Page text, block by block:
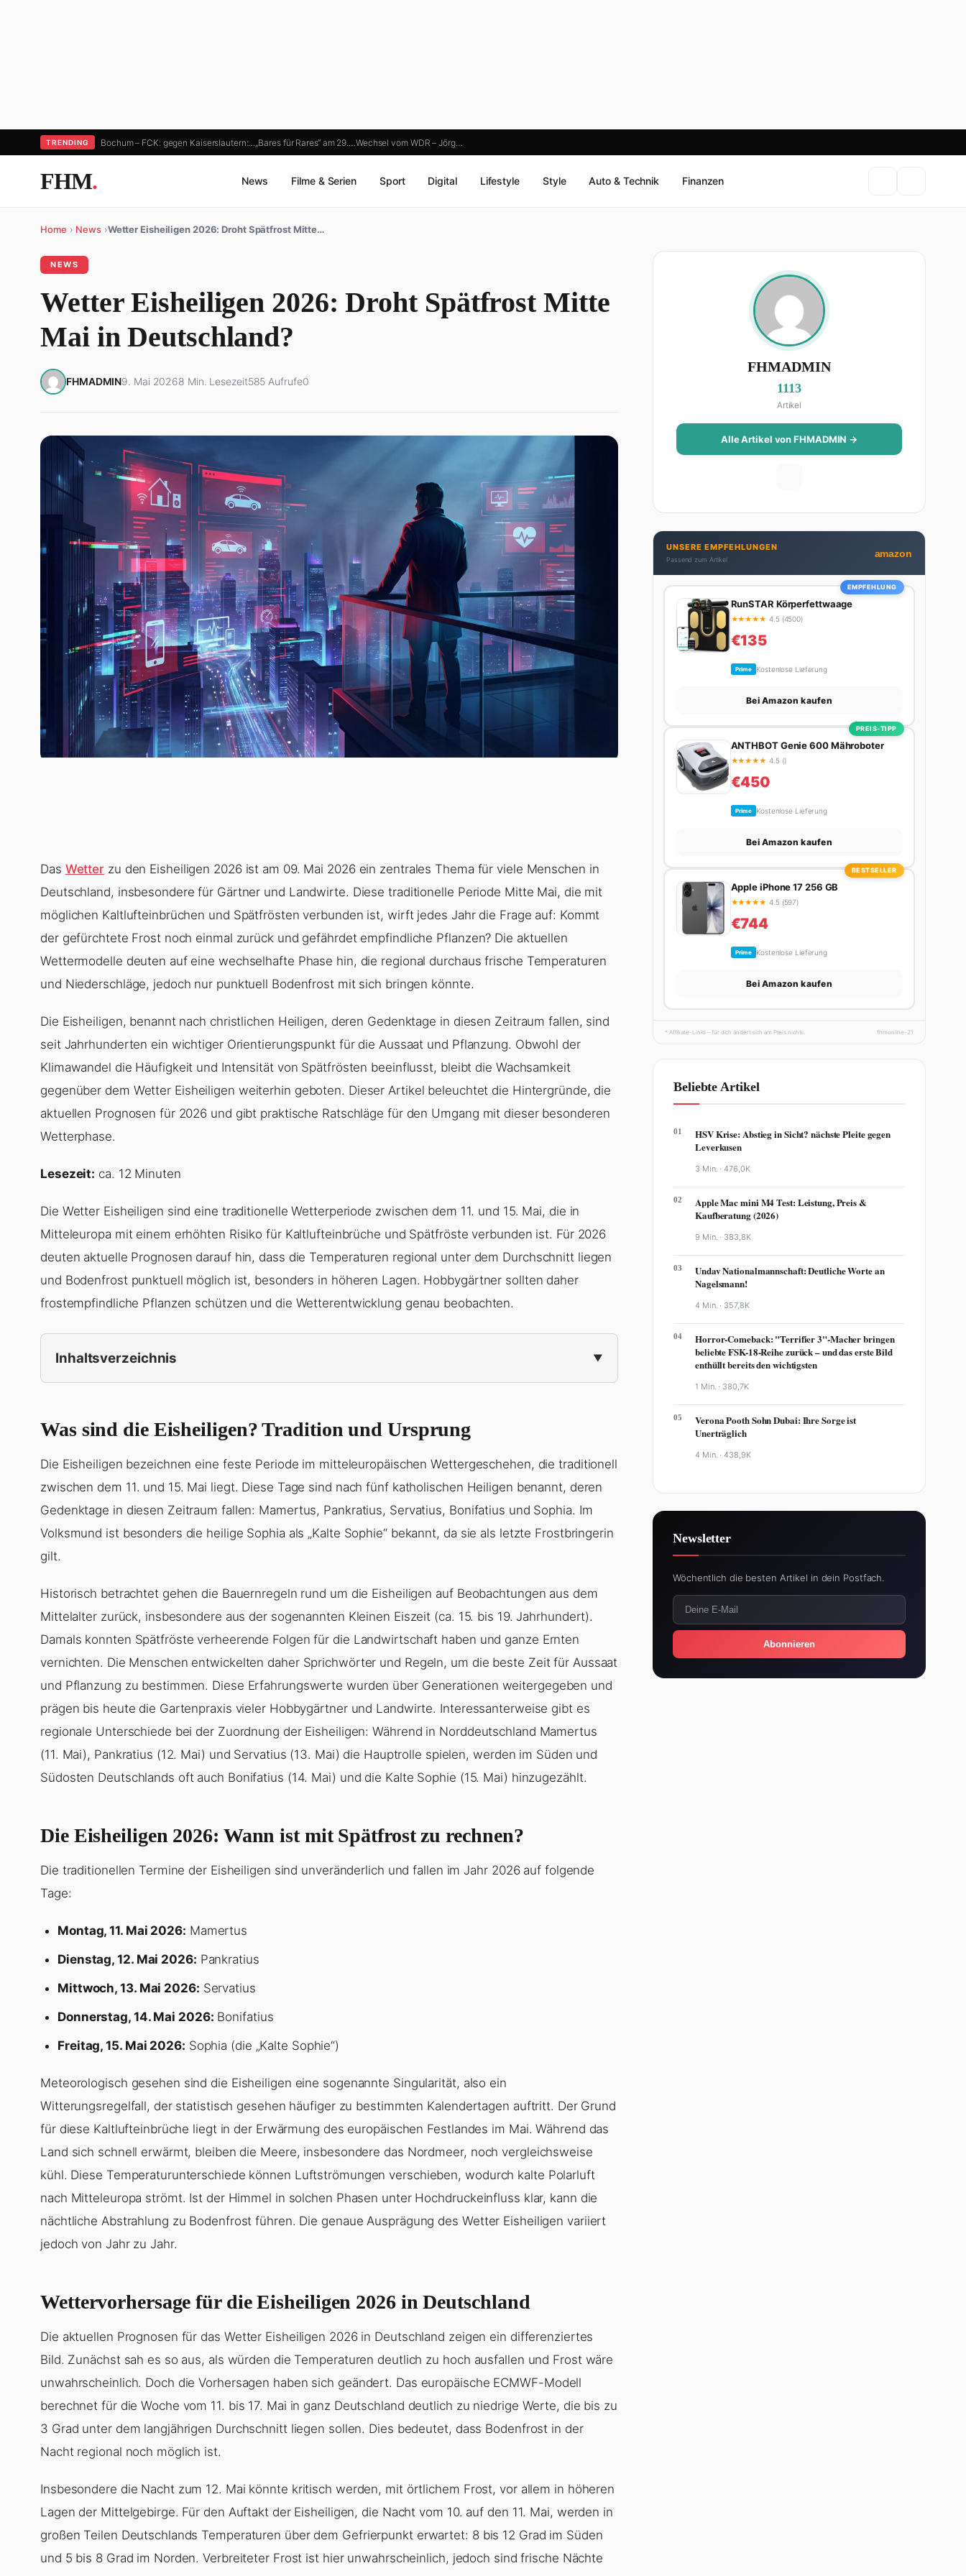
TRENDING Bochum – FCK: gegen Kaiserslautern:… „Bares für Rares“ am 29.… Wechsel vom WDR – Jörg…
FHM. News Filme & Serien Sport Digital Lifestyle Style Auto & Technik Finanzen
Home › News ›Wetter Eisheiligen 2026: Droht Spätfrost Mitte…
NEWS
Wetter Eisheiligen 2026: Droht Spätfrost Mitte
Mai in Deutschland?
FHMADMIN9. Mai 20268 Min. Lesezeit585 Aufrufe0
Das Wetter zu den Eisheiligen 2026 ist am 09. Mai 2026 ein zentrales Thema für viele Menschen in
Deutschland, insbesondere für Gärtner und Landwirte. Diese traditionelle Periode Mitte Mai, die mit
möglichen Kaltlufteinbrüchen und Spätfrösten verbunden ist, wirft jedes Jahr die Frage auf: Kommt
der gefürchtete Frost noch einmal zurück und gefährdet empfindliche Pflanzen? Die aktuellen
Wettermodelle deuten auf eine wechselhafte Phase hin, die regional durchaus frische Temperaturen
und Niederschläge, jedoch nur punktuell Bodenfrost mit sich bringen könnte.
Die Eisheiligen, benannt nach christlichen Heiligen, deren Gedenktage in diesen Zeitraum fallen, sind
seit Jahrhunderten ein wichtiger Orientierungspunkt für die Aussaat und Pflanzung. Obwohl der
Klimawandel die Häufigkeit und Intensität von Spätfrösten beeinflusst, bleibt die Wachsamkeit
gegenüber dem Wetter Eisheiligen weiterhin geboten. Dieser Artikel beleuchtet die Hintergründe, die
aktuellen Prognosen für 2026 und gibt praktische Ratschläge für den Umgang mit dieser besonderen
Wetterphase.
Lesezeit: ca. 12 Minuten
Die Wetter Eisheiligen sind eine traditionelle Wetterperiode zwischen dem 11. und 15. Mai, die in
Mitteleuropa mit einem erhöhten Risiko für Kaltlufteinbrüche und Spätfröste verbunden ist. Für 2026
deuten aktuelle Prognosen darauf hin, dass die Temperaturen regional unter dem Durchschnitt liegen
und Bodenfrost punktuell möglich ist, besonders in höheren Lagen. Hobbygärtner sollten daher
frostempfindliche Pflanzen schützen und die Wetterentwicklung genau beobachten.
Inhaltsverzeichnis
Was sind die Eisheiligen? Tradition und Ursprung
Die Eisheiligen bezeichnen eine feste Periode im mitteleuropäischen Wettergeschehen, die traditionell
zwischen dem 11. und 15. Mai liegt. Diese Tage sind nach fünf katholischen Heiligen benannt, deren
Gedenktage in diesen Zeitraum fallen: Mamertus, Pankratius, Servatius, Bonifatius und Sophia. Im
Volksmund ist besonders die heilige Sophia als „Kalte Sophie“ bekannt, da sie als letzte Frostbringerin
gilt.
Historisch betrachtet gehen die Bauernregeln rund um die Eisheiligen auf Beobachtungen aus dem
Mittelalter zurück, insbesondere aus der sogenannten Kleinen Eiszeit (ca. 15. bis 19. Jahrhundert).
Damals konnten Spätfröste verheerende Folgen für die Landwirtschaft haben und ganze Ernten
vernichten. Die Menschen entwickelten daher Sprichwörter und Regeln, um die beste Zeit für Aussaat
und Pflanzung zu bestimmen. Diese Erfahrungswerte wurden über Generationen weitergegeben und
prägen bis heute die Gartenpraxis vieler Hobbygärtner und Landwirte. Interessanterweise gibt es
regionale Unterschiede bei der Zuordnung der Eisheiligen: Während in Norddeutschland Mamertus
(11. Mai), Pankratius (12. Mai) und Servatius (13. Mai) die Hauptrolle spielen, werden im Süden und
Südosten Deutschlands oft auch Bonifatius (14. Mai) und die Kalte Sophie (15. Mai) hinzugezählt.
Die Eisheiligen 2026: Wann ist mit Spätfrost zu rechnen?
Die traditionellen Termine der Eisheiligen sind unveränderlich und fallen im Jahr 2026 auf folgende
Tage:
Montag, 11. Mai 2026: Mamertus
Dienstag, 12. Mai 2026: Pankratius
Mittwoch, 13. Mai 2026: Servatius
Donnerstag, 14. Mai 2026: Bonifatius
Freitag, 15. Mai 2026: Sophia (die „Kalte Sophie“)
Meteorologisch gesehen sind die Eisheiligen eine sogenannte Singularität, also ein
Witterungsregelfall, der statistisch gesehen häufiger zu bestimmten Kalendertagen auftritt. Der Grund
für diese Kaltlufteinbrüche liegt in der Erwärmung des europäischen Festlandes im Mai. Während das
Land sich schnell erwärmt, bleiben die Meere, insbesondere das Nordmeer, noch vergleichsweise
kühl. Diese Temperaturunterschiede können Luftströmungen verschieben, wodurch kalte Polarluft
nach Mitteleuropa strömt. Ist der Himmel in solchen Phasen unter Hochdruckeinfluss klar, kann die
nächtliche Abstrahlung zu Bodenfrost führen. Die genaue Ausprägung des Wetter Eisheiligen variiert
jedoch von Jahr zu Jahr.
Wettervorhersage für die Eisheiligen 2026 in Deutschland
Die aktuellen Prognosen für das Wetter Eisheiligen 2026 in Deutschland zeigen ein differenziertes
Bild. Zunächst sah es so aus, als würden die Temperaturen deutlich zu hoch ausfallen und Frost wäre
unwahrscheinlich. Doch die Vorhersagen haben sich geändert. Das europäische ECMWF-Modell
berechnet für die Woche vom 11. bis 17. Mai in ganz Deutschland deutlich zu niedrige Werte, die bis zu
3 Grad unter dem langjährigen Durchschnitt liegen sollen. Dies bedeutet, dass Bodenfrost in der
Nacht regional noch möglich ist.
Insbesondere die Nacht zum 12. Mai könnte kritisch werden, mit örtlichem Frost, vor allem in höheren
Lagen der Mittelgebirge. Für den Auftakt der Eisheiligen, die Nacht vom 10. auf den 11. Mai, werden in
großen Teilen Deutschlands Temperaturen über dem Gefrierpunkt erwartet: 8 bis 12 Grad im Süden
und 5 bis 8 Grad im Norden. Verbreiteter Frost ist hier unwahrscheinlich, jedoch sind frische Nächte
FHMADMIN
1113
Artikel
Alle Artikel von FHMADMIN →
UNSERE EMPFEHLUNGEN
Passend zum Artikel
amazon
EMPFEHLUNG
RunSTAR Körperfettwaage
★★★★★ 4.5 (4500)
€135
Prime Kostenlose Lieferung
Bei Amazon kaufen
PREIS-TIPP
ANTHBOT Genie 600 Mähroboter
★★★★★ 4.5 ()
€450
Prime Kostenlose Lieferung
Bei Amazon kaufen
BESTSELLER
Apple iPhone 17 256 GB
★★★★★ 4.5 (597)
€744
Prime Kostenlose Lieferung
Bei Amazon kaufen
* Affiliate-Links – für dich ändert sich am Preis nichts. fhmonline-21
Beliebte Artikel
01
HSV Krise: Abstieg in Sicht? nächste Pleite gegen
Leverkusen
3 Min. ·476,0K
02
Apple Mac mini M4 Test: Leistung, Preis &
Kaufberatung (2026)
9 Min. · 383,8K
03
Undav Nationalmannschaft: Deutliche Worte an
Nagelsmann!
4 Min. · 357,8K
04
Horror-Comeback: "Terrifier 3"-Macher bringen
beliebte FSK-18-Reihe zurück – und das erste Bild
enthüllt bereits den wichtigsten
1 Min. · 380,7K
05
Verona Pooth Sohn Dubai: Ihre Sorge ist
Unerträglich
4 Min. ·438,9K
Newsletter
Wöchentlich die besten Artikel in dein Postfach.
Abonnieren